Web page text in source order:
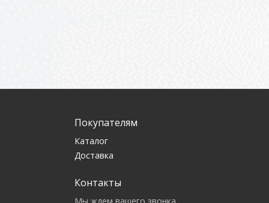
Покупателям
Каталог
Доставка
Контакты